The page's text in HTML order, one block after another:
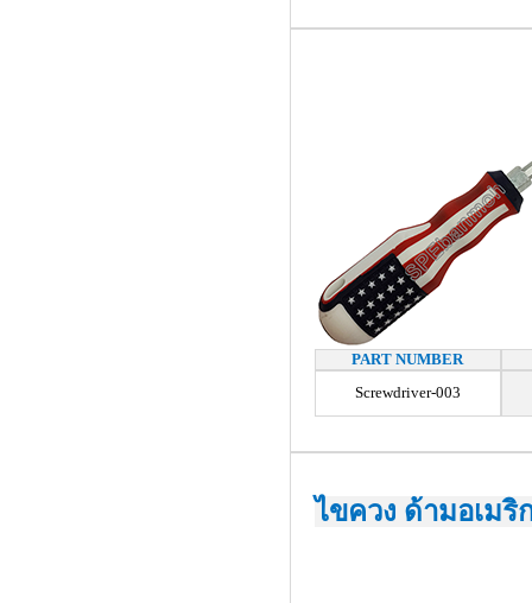
PART NUMBER
Screwdriver-003
ไขควง ด้ามอเมริ